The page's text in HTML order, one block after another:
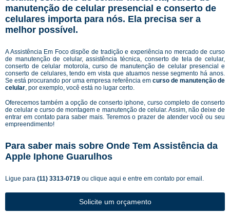
manutenção de celular presencial e conserto de
celulares importa para nós. Ela precisa ser a
melhor possível.
A Assistência Em Foco dispõe de tradição e experiência no mercado de curso
de manutenção de celular, assistência técnica, conserto de tela de celular,
conserto de celular motorola, curso de manutenção de celular presencial e
conserto de celulares, tendo em vista que atuamos nesse segmento há anos.
Se está procurando por uma empresa referência em curso de manutenção de
celular, por exemplo, você está no lugar certo.
Oferecemos também a opção de conserto iphone, curso completo de conserto
de celular e curso de montagem e manutenção de celular. Assim, não deixe de
entrar em contato para saber mais. Teremos o prazer de atender você ou seu
empreendimento!
Para saber mais sobre Onde Tem Assistência da
Apple Iphone Guarulhos
Ligue para (11) 3313-0719 ou clique aqui e entre em contato por email.
Solicite um orçamento